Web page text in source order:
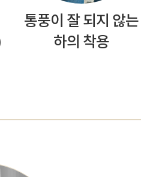
통풍이 잘 되지 않는
하의 착용